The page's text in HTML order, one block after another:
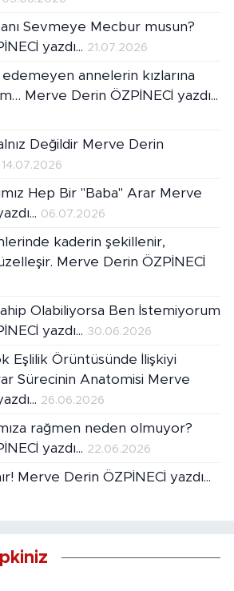
süreçler yürütmektedir.
terapi alanındaki akademik bilgilerini
kapsayıcı ve dönüştürücü atölye
tasarlamakta; zorlayıcı yaşam
toplum temelli ruh sağlığı bilincini
amaçlayan yazılı, görsel ve
kültürel duyarlılığı ve bilimsel
bakış açısıyla bireylerin içsel
keşfetmelerine alan açar.
çalışmalarında etik ilkelere bağlılık
Sevmeye Mecbur musun?
yazdı... 21.07.2026
annelerin kızlarına
Merve Derin ÖZPİNECİ yazdı...
Değildir Merve Derin
14.07.2026
Hep Bir "Baba" Arar Merve
06.07.2026
kaderin şekillenir,
Merve Derin ÖZPİNECİ
Olabiliyorsa Ben İstemiyorum
yazdı... 30.06.2026
Eşlilik Örüntüsünde İlişkiyi
Sürecinin Anatomisi Merve
26.06.2026
rağmen neden olmuyor?
yazdı... 22.06.2026
Merve Derin ÖZPİNECİ yazdı...